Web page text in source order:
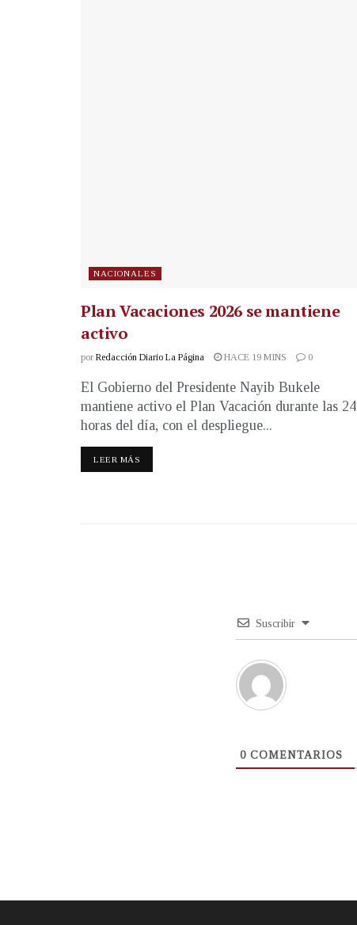
NACIONALES
Plan Vacaciones 2026 se mantiene
activo
por Redacción Diario La Página HACE 19 MINS 0
El Gobierno del Presidente Nayib Bukele
mantiene activo el Plan Vacación durante las 24
horas del día, con el despliegue...
LEER MÁS
Suscribir
0 COMENTARIOS